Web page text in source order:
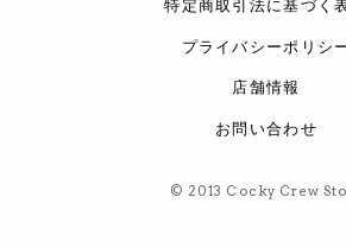
特定商取引法に基づく
プライバシーポリシ
店舗情報
お問い合わせ
© 2013 Cocky Crew